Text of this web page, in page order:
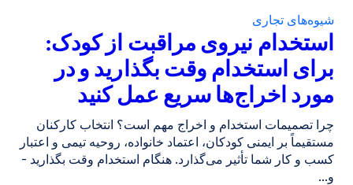
استخدام نیروی مراقبت از کودک:
برای استخدام وقت بگذارید و در
مورد اخراج‌ها سریع عمل کنید
شیوه‌های تجاری
چرا تصمیمات استخدام و اخراج مهم است؟ انتخاب کارکنان
مستقیماً بر ایمنی کودکان، اعتماد خانواده، روحیه تیمی و اعتبار
کسب و کار شما تأثیر می‌گذارد. هنگام استخدام وقت بگذارید -
و...